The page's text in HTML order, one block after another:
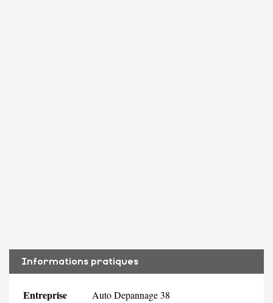
Informations pratiques
Entreprise Auto Depannage 38